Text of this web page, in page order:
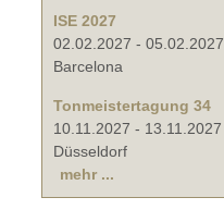
ISE 2027
02.02.2027 - 05.02.2027
Barcelona
Tonmeistertagung 34
10.11.2027 - 13.11.2027
Düsseldorf
mehr ...